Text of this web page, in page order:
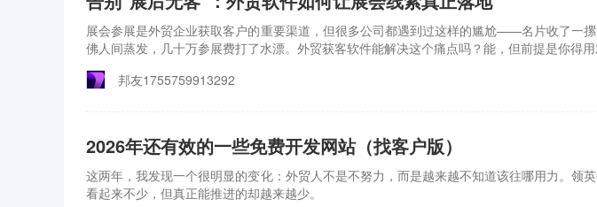
展会参展是外贸企业获取客户的重要渠道，但很多公司都遇到过这样的尴尬——名片收了一
佛人间蒸发，几十万参展费打了水漂。外贸获客软件能解决这个痛点吗？能，但前提是你得用
邦友1755759913292
2026年还有效的一些免费开发网站（找客户版）
这两年，我发现一个很明显的变化：外贸人不是不努力，而是越来越不知道该往哪用力。领
看起来不少，但真正能推进的却越来越少。